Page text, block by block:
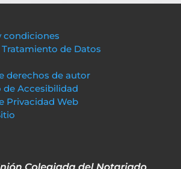
condiciones
Tratamiento de Datos
derechos de autor
de Accesibilidad
Privacidad Web